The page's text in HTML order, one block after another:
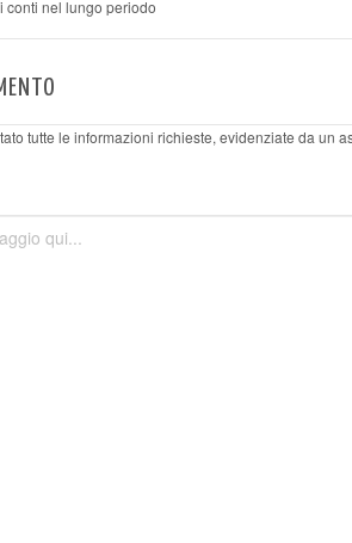
conti nel lungo periodo
tutte le informazioni richieste, evidenziate da un